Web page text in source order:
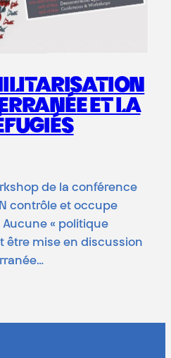
ET LA
de la conférence
contrôle et occupe
« politique
être mise en discussion